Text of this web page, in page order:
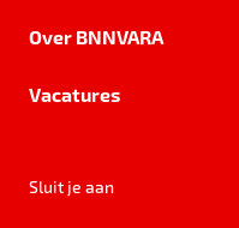
Over BNNVARA
Vacatures
Sluit je aan